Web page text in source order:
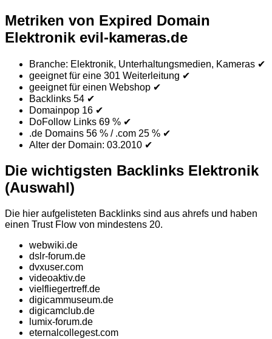
Metriken von Expired Domain
Elektronik evil-kameras.de
Branche: Elektronik, Unterhaltungsmedien, Kameras ✔
geeignet für eine 301 Weiterleitung ✔
geeignet für einen Webshop ✔
Backlinks 54 ✔
Domainpop 16 ✔
DoFollow Links 69 % ✔
.de Domains 56 % / .com 25 % ✔
Alter der Domain: 03.2010 ✔
Die wichtigsten Backlinks Elektronik
(Auswahl)
Die hier aufgelisteten Backlinks sind aus ahrefs und haben
einen Trust Flow von mindestens 20.
webwiki.de
dslr-forum.de
dvxuser.com
videoaktiv.de
vielfliegertreff.de
digicammuseum.de
digicamclub.de
lumix-forum.de
eternalcollegest.com